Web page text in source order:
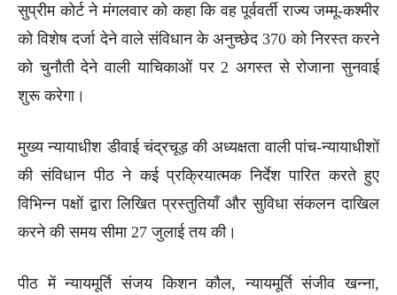
सुप्रीम कोर्ट ने मंगलवार को कहा कि वह पूर्ववर्ती राज्य जम्मू-कश्मीर
को विशेष दर्जा देने वाले संविधान के अनुच्छेद 370 को निरस्त करने
को चुनौती देने वाली याचिकाओं पर 2 अगस्त से रोजाना सुनवाई
शुरू करेगा।
मुख्य न्यायाधीश डीवाई चंद्रचूड़ की अध्यक्षता वाली पांच-न्यायाधीशों
की संविधान पीठ ने कई प्रक्रियात्मक निर्देश पारित करते हुए
विभिन्न पक्षों द्वारा लिखित प्रस्तुतियाँ और सुविधा संकलन दाखिल
करने की समय सीमा 27 जुलाई तय की।
पीठ में न्यायमूर्ति संजय किशन कौल, न्यायमूर्ति संजीव खन्ना,